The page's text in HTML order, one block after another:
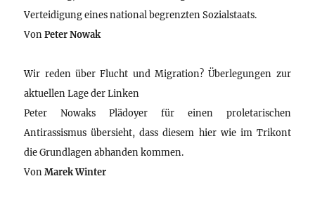
Verteidigung eines national begrenzten Sozialstaats.
VonPeter Nowak
Wir reden über Flucht und Migration? Überlegungen zur
aktuellen Lage der Linken
Peter Nowaks Plädoyer für einen proletarischen
Antirassismus übersieht, dass diesem hier wie im Trikont
die Grundlagen abhanden kommen.
VonMarek Winter